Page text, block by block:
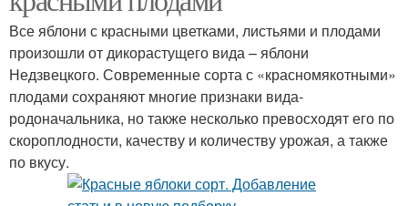
Все яблони с красными цветками, листьями и плодами
произошли от дикорастущего вида – яблони
Недзвецкого. Современные сорта с «красномякотными»
плодами сохраняют многие признаки вида-
родоначальника, но также несколько превосходят его по
скороплодности, качеству и количеству урожая, а также
по вкусу.